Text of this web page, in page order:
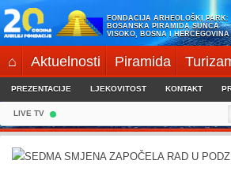
Skip
to
content
FONDACIJA ARHEOLOŠKI PARK:
BOSANSKA PIRAMIDA SUNCA
VISOKO, BOSNA I HERCEGOVINA
⌂ Aktuelnosti Piramida
PREZENTACIJE LJEKOVITOST KONTAKT
LIVE TV